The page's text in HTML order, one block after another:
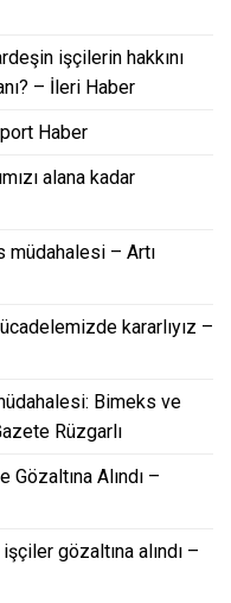
işçilerin hakkını
– İleri Haber
Haber
alana kadar
– Artı
kararlıyız –
Bimeks ve
Rüzgarlı
Alındı –
gözaltına alındı –